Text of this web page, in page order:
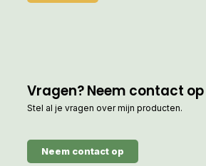
Vragen? Neem contact op
Stel al je vragen over mijn producten.
Neem contact op